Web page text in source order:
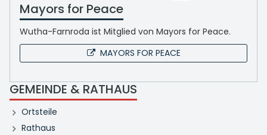
Mayors for Peace
Wutha-Farnroda ist Mitglied von Mayors for Peace.
MAYORS FOR PEACE
GEMEINDE & RATHAUS
Ortsteile
Rathaus